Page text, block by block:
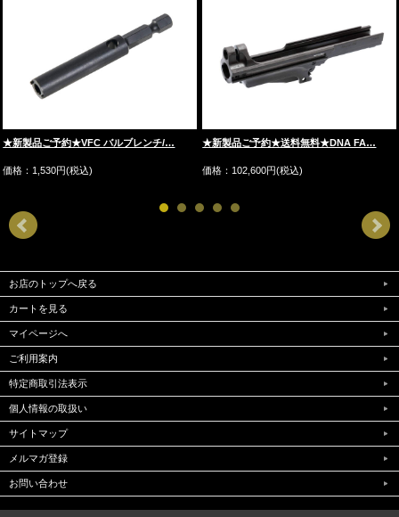
★新製品ご予約★VFC バルブレンチ/…
価格：1,530円(税込)
★新製品ご予約★送料無料★DNA FA…
価格：102,600円(税込)
お店のトップへ戻る
カートを見る
マイページへ
ご利用案内
特定商取引法表示
個人情報の取扱い
サイトマップ
メルマガ登録
お問い合わせ